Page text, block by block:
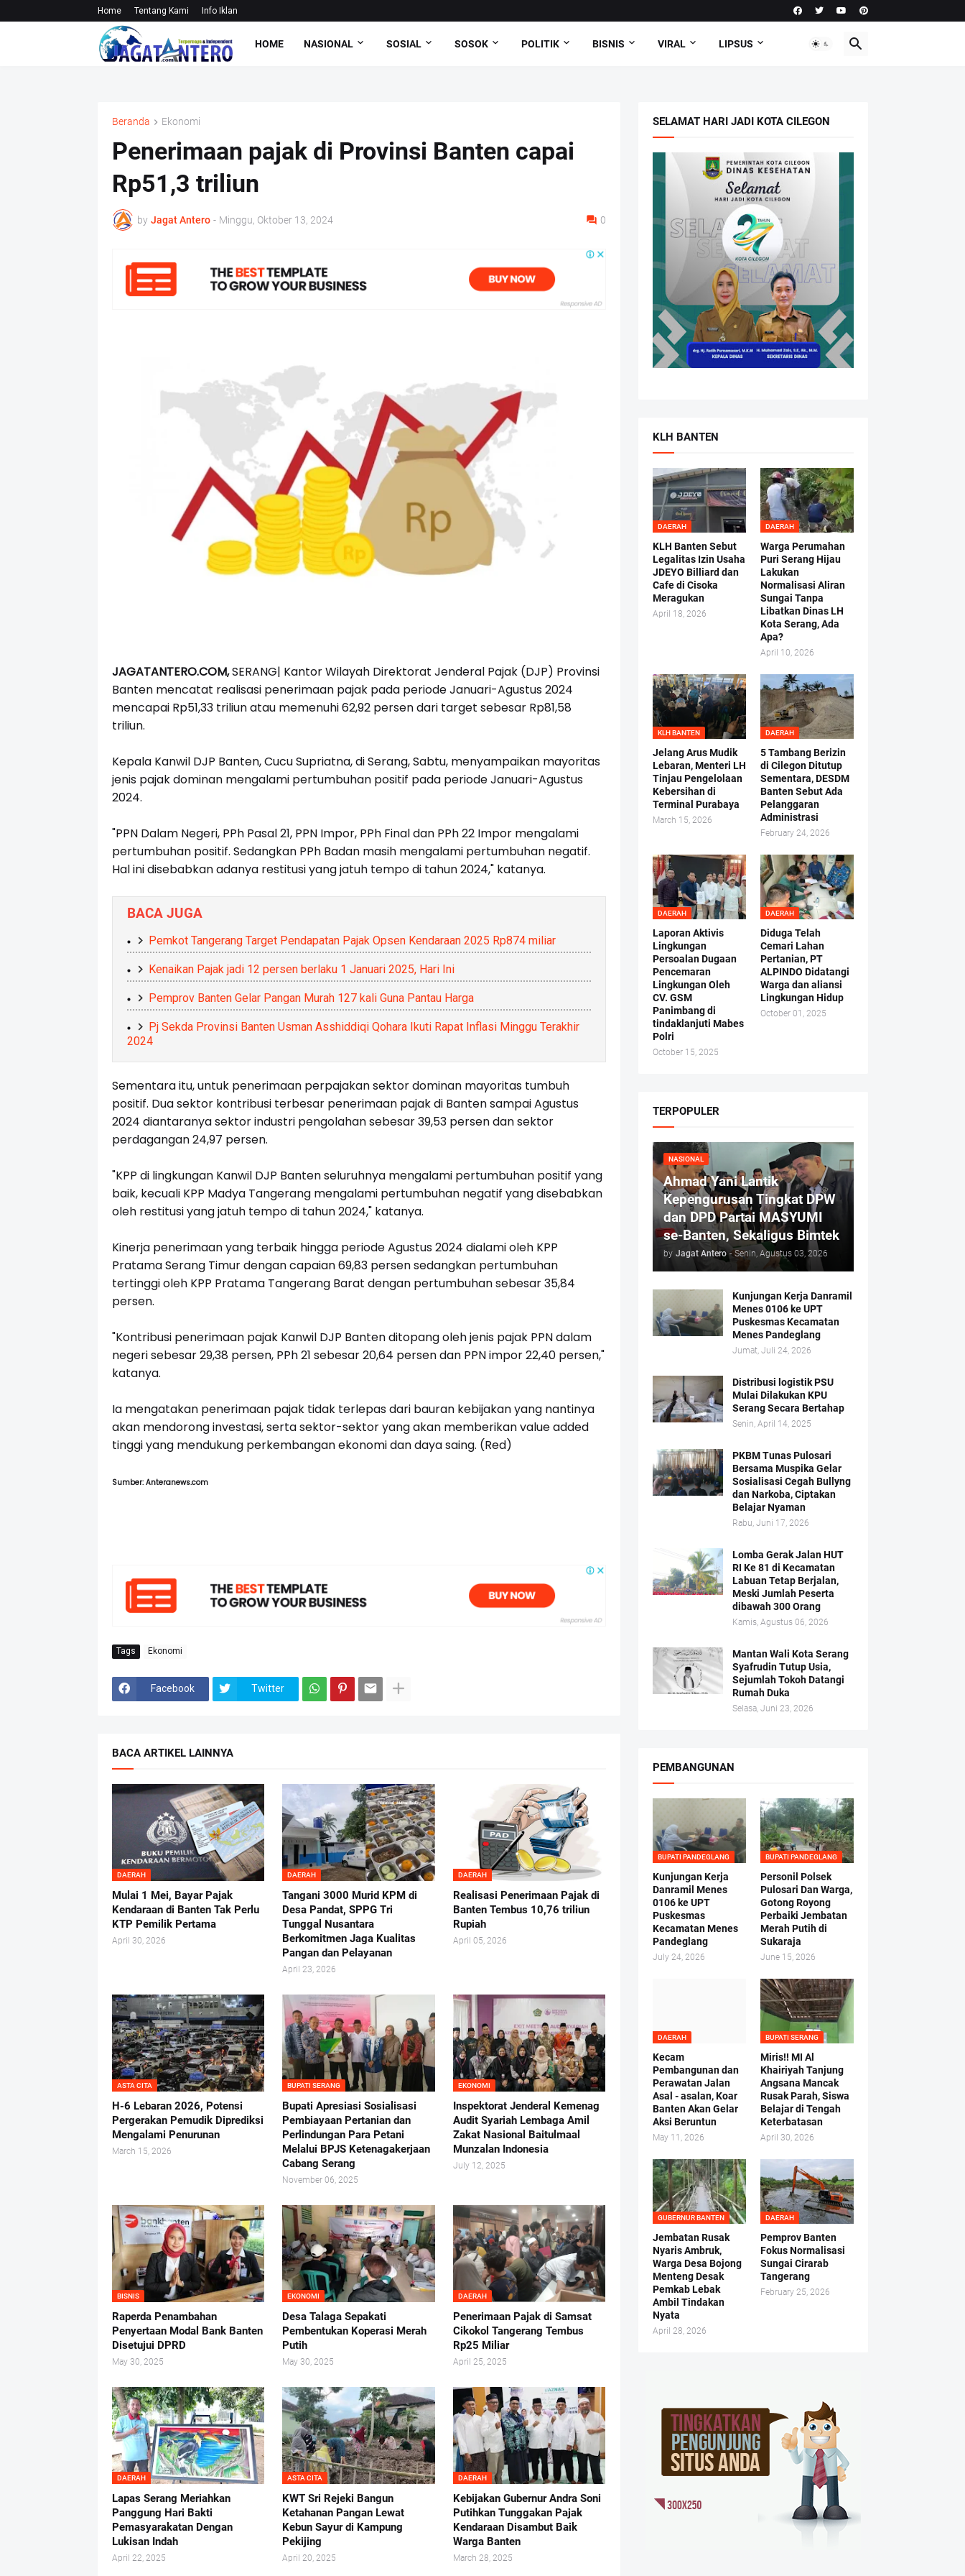
Home Tentang Kami Info Iklan
HOME NASIONAL SOSIAL SOSOK POLITIK BISNIS VIRAL LIPSUS
Beranda Ekonomi
Penerimaan pajak di Provinsi Banten capai
Rp51,3 triliun
by Jagat Antero - Minggu, Oktober 13, 2024 0
JAGATANTERO.COM,SERANG| Kantor Wilayah Direktorat Jenderal Pajak (DJP) Provinsi
Banten mencatat realisasi penerimaan pajak pada periode Januari-Agustus 2024
mencapai Rp51,33 triliun atau memenuhi 62,92 persen dari target sebesar Rp81,58
triliun.
Kepala Kanwil DJP Banten, Cucu Supriatna, di Serang, Sabtu, menyampaikan mayoritas
jenis pajak dominan mengalami pertumbuhan positif pada periode Januari-Agustus
2024.
"PPN Dalam Negeri, PPh Pasal 21, PPN Impor, PPh Final dan PPh 22 Impor mengalami
pertumbuhan positif. Sedangkan PPh Badan masih mengalami pertumbuhan negatif.
Hal ini disebabkan adanya restitusi yang jatuh tempo di tahun 2024," katanya.
BACA JUGA
Pemkot Tangerang Target Pendapatan Pajak Opsen Kendaraan 2025 Rp874 miliar
Kenaikan Pajak jadi 12 persen berlaku 1 Januari 2025, Hari Ini
Pemprov Banten Gelar Pangan Murah 127 kali Guna Pantau Harga
Pj Sekda Provinsi Banten Usman Asshiddiqi Qohara Ikuti Rapat Inflasi Minggu Terakhir
2024
Sementara itu, untuk penerimaan perpajakan sektor dominan mayoritas tumbuh
positif. Dua sektor kontribusi terbesar penerimaan pajak di Banten sampai Agustus
2024 diantaranya sektor industri pengolahan sebesar 39,53 persen dan sektor
perdagangan 24,97 persen.
"KPP di lingkungan Kanwil DJP Banten seluruhnya mengalami pertumbuhan positif yang
baik, kecuali KPP Madya Tangerang mengalami pertumbuhan negatif yang disebabkan
oleh restitusi yang jatuh tempo di tahun 2024," katanya.
Kinerja penerimaan yang terbaik hingga periode Agustus 2024 dialami oleh KPP
Pratama Serang Timur dengan capaian 69,83 persen sedangkan pertumbuhan
tertinggi oleh KPP Pratama Tangerang Barat dengan pertumbuhan sebesar 35,84
persen.
"Kontribusi penerimaan pajak Kanwil DJP Banten ditopang oleh jenis pajak PPN dalam
negeri sebesar 29,38 persen, PPh 21 sebesar 20,64 persen dan PPN impor 22,40 persen,"
katanya.
Ia mengatakan penerimaan pajak tidak terlepas dari bauran kebijakan yang nantinya
akan mendorong investasi, serta sektor-sektor yang akan memberikan value added
tinggi yang mendukung perkembangan ekonomi dan daya saing. (Red)
Sumber: Anteranews.com
Tags Ekonomi
Facebook Twitter
BACA ARTIKEL LAINNYA
DAERAH
Mulai 1 Mei, Bayar Pajak
Kendaraan di Banten Tak Perlu
KTP Pemilik Pertama
April 30, 2026
DAERAH
Tangani 3000 Murid KPM di
Desa Pandat, SPPG Tri
Tunggal Nusantara
Berkomitmen Jaga Kualitas
Pangan dan Pelayanan
April 23, 2026
DAERAH
Realisasi Penerimaan Pajak di
Banten Tembus 10,76 triliun
Rupiah
April 05, 2026
ASTA CITA
H-6 Lebaran 2026, Potensi
Pergerakan Pemudik Diprediksi
Mengalami Penurunan
March 15, 2026
BUPATI SERANG
Bupati Apresiasi Sosialisasi
Pembiayaan Pertanian dan
Perlindungan Para Petani
Melalui BPJS Ketenagakerjaan
Cabang Serang
November 06, 2025
EKONOMI
Inspektorat Jenderal Kemenag
Audit Syariah Lembaga Amil
Zakat Nasional Baitulmaal
Munzalan Indonesia
July 12, 2025
BISNIS
Raperda Penambahan
Penyertaan Modal Bank Banten
Disetujui DPRD
May 30, 2025
EKONOMI
Desa Talaga Sepakati
Pembentukan Koperasi Merah
Putih
May 30, 2025
DAERAH
Penerimaan Pajak di Samsat
Cikokol Tangerang Tembus
Rp25 Miliar
April 25, 2025
DAERAH
Lapas Serang Meriahkan
Panggung Hari Bakti
Pemasyarakatan Dengan
Lukisan Indah
April 22, 2025
ASTA CITA
KWT Sri Rejeki Bangun
Ketahanan Pangan Lewat
Kebun Sayur di Kampung
Pekijing
April 20, 2025
DAERAH
Kebijakan Gubernur Andra Soni
Putihkan Tunggakan Pajak
Kendaraan Disambut Baik
Warga Banten
March 28, 2025
SELAMAT HARI JADI KOTA CILEGON
KLH BANTEN
DAERAH
KLH Banten Sebut
Legalitas Izin Usaha
JDEYO Billiard dan
Cafe di Cisoka
Meragukan
April 18, 2026
DAERAH
Warga Perumahan
Puri Serang Hijau
Lakukan
Normalisasi Aliran
Sungai Tanpa
Libatkan Dinas LH
Kota Serang, Ada
Apa?
April 10, 2026
KLH BANTEN
Jelang Arus Mudik
Lebaran, Menteri LH
Tinjau Pengelolaan
Kebersihan di
Terminal Purabaya
March 15, 2026
DAERAH
5 Tambang Berizin
di Cilegon Ditutup
Sementara, DESDM
Banten Sebut Ada
Pelanggaran
Administrasi
February 24, 2026
DAERAH
Laporan Aktivis
Lingkungan
Persoalan Dugaan
Pencemaran
Lingkungan Oleh
CV. GSM
Panimbang di
tindaklanjuti Mabes
Polri
October 15, 2025
DAERAH
Diduga Telah
Cemari Lahan
Pertanian, PT
ALPINDO Didatangi
Warga dan aliansi
Lingkungan Hidup
October 01, 2025
TERPOPULER
NASIONAL
Ahmad Yani Lantik
Kepengurusan Tingkat DPW
dan DPD Partai MASYUMI
se-Banten, Sekaligus Bimtek
by Jagat Antero - Senin, Agustus 03, 2026
Kunjungan Kerja Danramil
Menes 0106 ke UPT
Puskesmas Kecamatan
Menes Pandeglang
Jumat, Juli 24, 2026
Distribusi logistik PSU
Mulai Dilakukan KPU
Serang Secara Bertahap
Senin, April 14, 2025
PKBM Tunas Pulosari
Bersama Muspika Gelar
Sosialisasi Cegah Bullyng
dan Narkoba, Ciptakan
Belajar Nyaman
Rabu, Juni 17, 2026
Lomba Gerak Jalan HUT
RI Ke 81 di Kecamatan
Labuan Tetap Berjalan,
Meski Jumlah Peserta
dibawah 300 Orang
Kamis, Agustus 06, 2026
Mantan Wali Kota Serang
Syafrudin Tutup Usia,
Sejumlah Tokoh Datangi
Rumah Duka
Selasa, Juni 23, 2026
PEMBANGUNAN
BUPATI PANDEGLANG
Kunjungan Kerja
Danramil Menes
0106 ke UPT
Puskesmas
Kecamatan Menes
Pandeglang
July 24, 2026
BUPATI PANDEGLANG
Personil Polsek
Pulosari Dan Warga,
Gotong Royong
Perbaiki Jembatan
Merah Putih di
Sukaraja
June 15, 2026
DAERAH
Kecam
Pembangunan dan
Perawatan Jalan
Asal - asalan, Koar
Banten Akan Gelar
Aksi Beruntun
May 11, 2026
BUPATI SERANG
Miris!! MI Al
Khairiyah Tanjung
Angsana Mancak
Rusak Parah, Siswa
Belajar di Tengah
Keterbatasan
April 30, 2026
GUBERNUR BANTEN
Jembatan Rusak
Nyaris Ambruk,
Warga Desa Bojong
Menteng Desak
Pemkab Lebak
Ambil Tindakan
Nyata
April 28, 2026
DAERAH
Pemprov Banten
Fokus Normalisasi
Sungai Cirarab
Tangerang
February 25, 2026